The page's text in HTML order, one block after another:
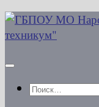
Перейти
к
Найти: